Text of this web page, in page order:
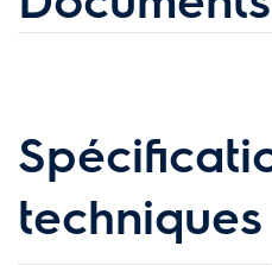
techniques